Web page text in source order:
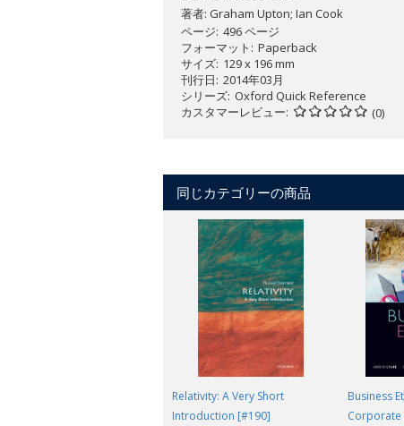
著者: Graham Upton; Ian Cook
ページ 496 ページ
フォーマット
Paperback
サイズ 129 x 196 mm
刊行日 2014年03月
シリーズ Oxford Quick Reference
カスタマーレビュー
(0)
同じカテゴリーの商品
Relativity: A Very Short
Introduction [#190]
Business
Corporate